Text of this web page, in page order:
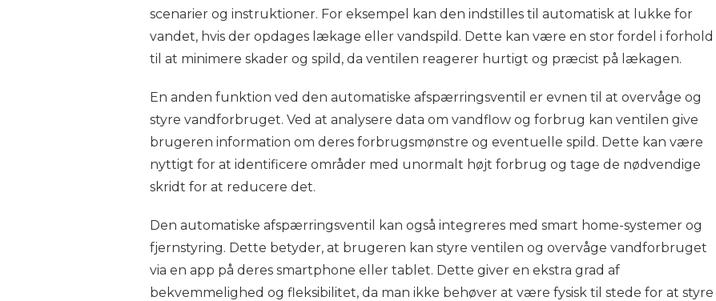
scenarier og instruktioner. For eksempel kan den indstilles til automatisk at lukke for
vandet, hvis der opdages lækage eller vandspild. Dette kan være en stor fordel i forhold
til at minimere skader og spild, da ventilen reagerer hurtigt og præcist på lækagen.
En anden funktion ved den automatiske afspærringsventil er evnen til at overvåge og
styre vandforbruget. Ved at analysere data om vandflow og forbrug kan ventilen give
brugeren information om deres forbrugsmønstre og eventuelle spild. Dette kan være
nyttigt for at identificere områder med unormalt højt forbrug og tage de nødvendige
skridt for at reducere det.
Den automatiske afspærringsventil kan også integreres med smart home-systemer og
fjernstyring. Dette betyder, at brugeren kan styre ventilen og overvåge vandforbruget
via en app på deres smartphone eller tablet. Dette giver en ekstra grad af
bekvemmelighed og fleksibilitet, da man ikke behøver at være fysisk til stede for at styre